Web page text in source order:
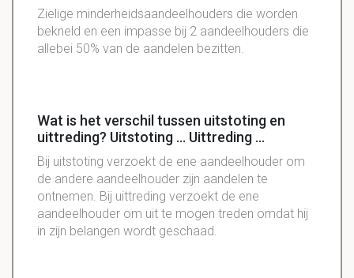
Zielige minderheidsaandeelhouders die worden
bekneld en een impasse bij 2 aandeelhouders die
allebei 50% van de aandelen bezitten.
Wat is het verschil tussen uitstoting en
uittreding? Uitstoting ... Uittreding ...
Bij uitstoting verzoekt de ene aandeelhouder om
de andere aandeelhouder zijn aandelen te
ontnemen. Bij uittreding verzoekt de ene
aandeelhouder om uit te mogen treden omdat hij
in zijn belangen wordt geschaad.